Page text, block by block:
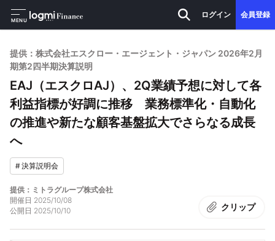
MENU
ログイン 会員登録
提供：株式会社エスクロー・エージェント・ジャパン 2026年2月
期第2四半期決算説明
EAJ（エスクロAJ）、2Q業績予想に対して各
利益指標が好調に推移 業務標準化・自動化
の推進や新たな顧客基盤拡大でさらなる成長
へ
#決算説明会
提供：ミトラグループ株式会社
開催日 2025/10/08
公開日 2025/10/10 クリップ